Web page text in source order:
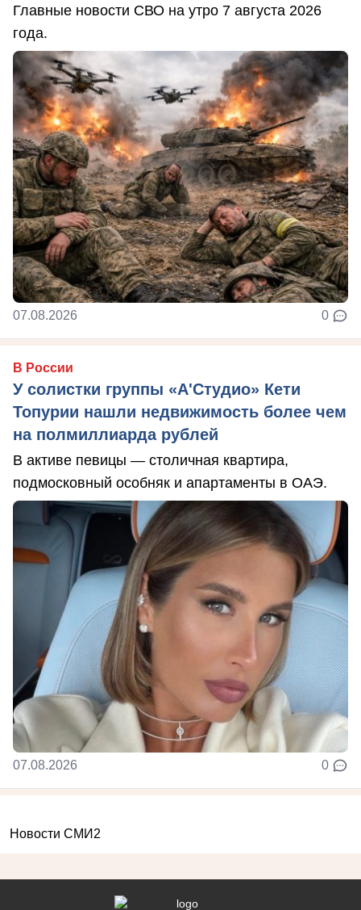
Главные новости СВО на утро 7 августа 2026
года.
07.08.2026 0
В России
У солистки группы «А'Студио» Кети
Топурии нашли недвижимость более чем
на полмиллиарда рублей
В активе певицы — столичная квартира,
подмосковный особняк и апартаменты в ОАЭ.
07.08.2026 0
Новости СМИ2